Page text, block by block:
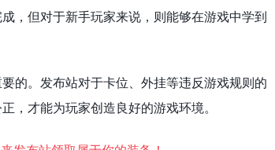
，但对于新手玩家来说，则能够在游戏中学到
的。发布站对于卡位、外挂等违反游戏规则的
，才能为玩家创造良好的游戏环境。